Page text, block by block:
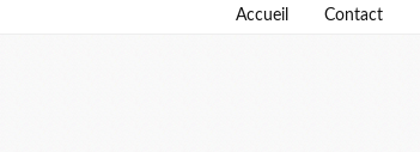
Accueil Contact